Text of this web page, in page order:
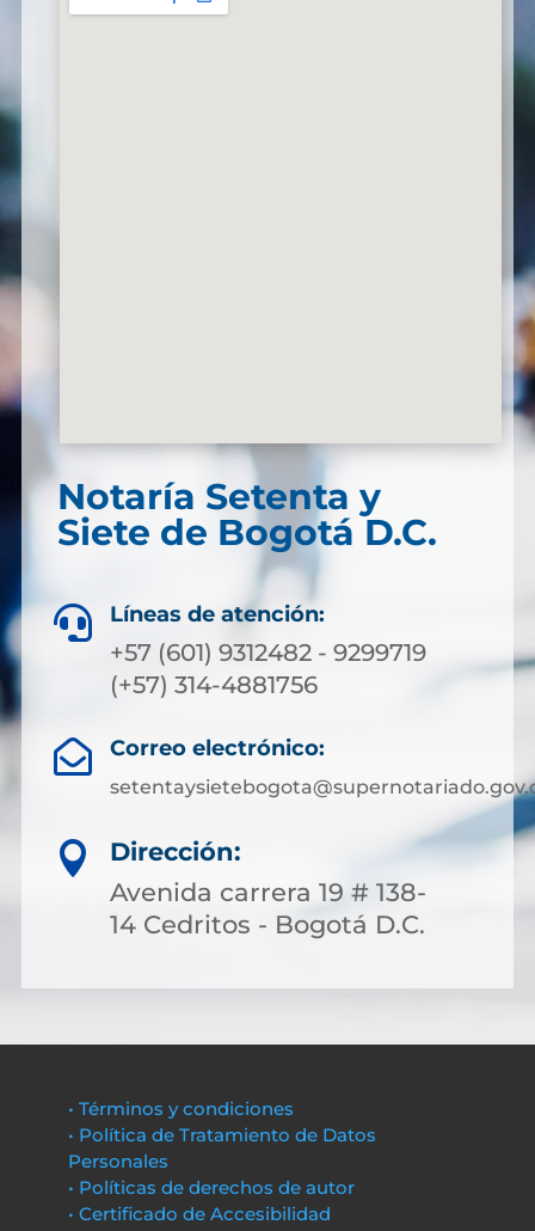
Notaría Setenta y
Siete de Bogotá D.C.
 Líneas de atención:
+57 (601) 9312482 - 9299719
(+57) 314-4881756
 Correo electrónico:

Dirección:
Avenida carrera 19 # 138-
14 Cedritos - Bogotá D.C.
• Términos y condiciones
• Política de Tratamiento de Datos
Personales
• Políticas de derechos de autor
• Certificado de Accesibilidad